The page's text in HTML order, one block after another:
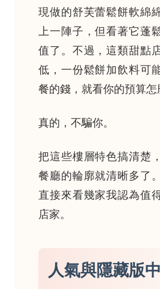
現做的舒芙蕾鬆餅軟綿
上一陣子，但看著它蓬
值了。不過，這類甜點
低，一份鬆餅加飲料可
餐的錢，就看你的預算怎
真的，不騙你。
把這些樓層特色搞清楚
餐廳的輪廓就清晰多了
直接來看幾家我認為值
店家。
人氣與隱藏版